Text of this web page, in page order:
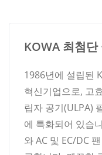
KOWA 최첨
1986년에 설립된
혁신기업으로, 고
립자 공기(ULPA)
에 특화되어 있습
와 AC 및 EC/DC